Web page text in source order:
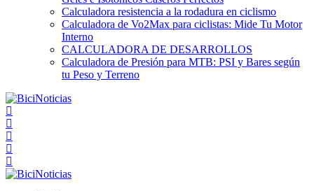
Calculadora resistencia a la rodadura en ciclismo
Calculadora de Vo2Max para ciclistas: Mide Tu Motor
Interno
CALCULADORA DE DESARROLLOS
Calculadora de Presión para MTB: PSI y Bares según
tu Peso y Terreno